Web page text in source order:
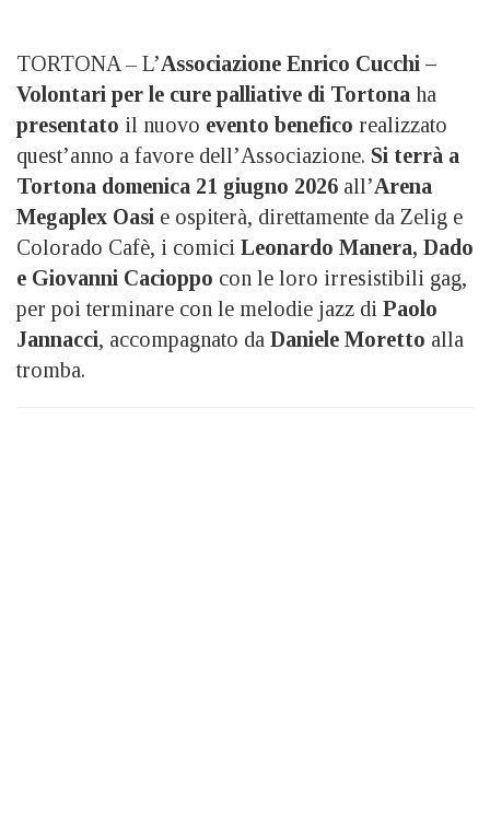
TORTONA – L’Associazione Enrico Cucchi –
Volontari per le cure palliative di Tortona ha
presentato il nuovo evento benefico realizzato
quest’anno a favore dell’Associazione. Si terrà a
Tortona domenica 21 giugno 2026 all’Arena
Megaplex Oasi e ospiterà, direttamente da Zelig e
Colorado Cafè, i comici Leonardo Manera, Dado
e Giovanni Cacioppo con le loro irresistibili gag,
per poi terminare con le melodie jazz di Paolo
Jannacci, accompagnato da Daniele Moretto alla
tromba.